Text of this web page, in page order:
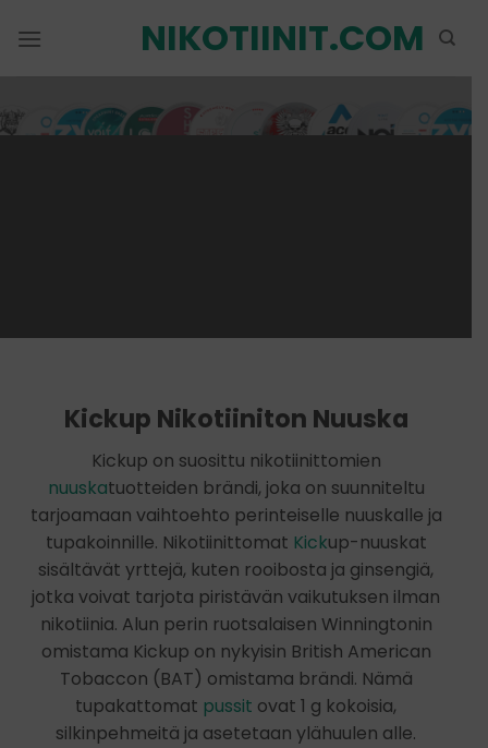
sisältöön
NIKOTIINIT.COM
Kickup Nikotiiniton Nuuska
Kickup on suosittu nikotiinittomien
nuuskatuotteiden brändi, joka on suunniteltu
tarjoamaan vaihtoehto perinteiselle nuuskalle ja
tupakoinnille. Nikotiinittomat Kickup-nuuskat
sisältävät yrttejä, kuten rooibosta ja ginsengiä,
jotka voivat tarjota piristävän vaikutuksen ilman
nikotiinia. Alun perin ruotsalaisen Winningtonin
omistama Kickup on nykyisin British American
Tobaccon (BAT) omistama brändi. Nämä
tupakattomat pussit ovat 1 g kokoisia,
silkinpehmeitä ja asetetaan ylähuulen alle.